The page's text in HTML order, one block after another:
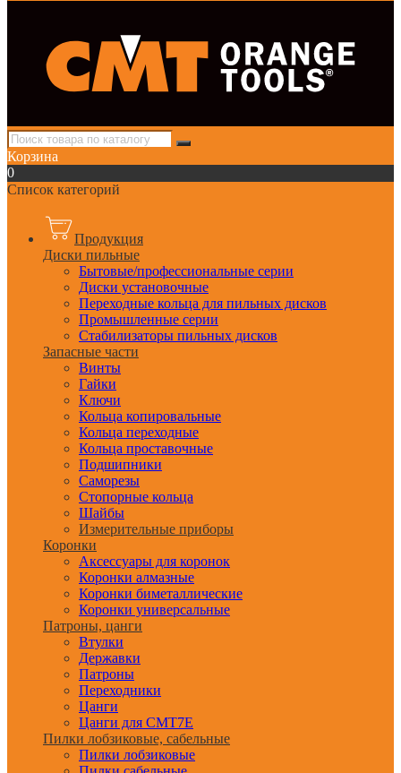
Корзина
0
Список категорий
Продукция
Диски пильные
Бытовые/профессиональные серии
Диски установочные
Переходные кольца для пильных дисков
Промышленные серии
Стабилизаторы пильных дисков
Запасные части
Винты
Гайки
Ключи
Кольца копировальные
Кольца переходные
Кольца проставочные
Подшипники
Саморезы
Стопорные кольца
Шайбы
Измерительные приборы
Коронки
Аксессуары для коронок
Коронки алмазные
Коронки биметаллические
Коронки универсальные
Патроны, цанги
Втулки
Державки
Патроны
Переходники
Цанги
Цанги для CMT7E
Пилки лобзиковые, сабельные
Пилки лобзиковые